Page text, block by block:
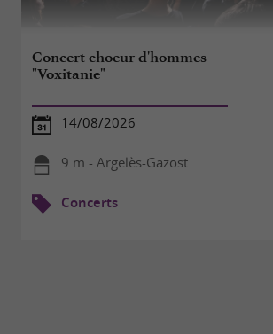
Concert choeur d'hommes
"Voxitanie"
14/08/2026
9 m - Argelès-Gazost
Concerts